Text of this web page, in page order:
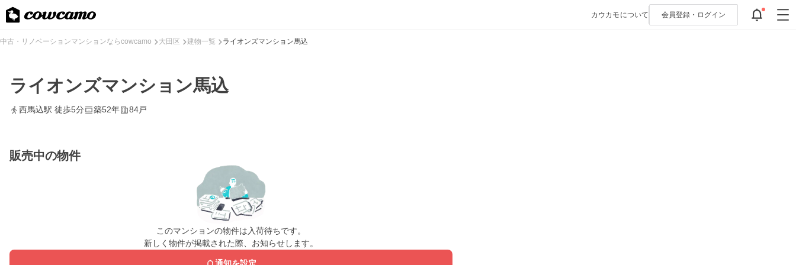
カウカモについて 会員登録・ ログイン
中古・リノベーションマンションならcowcamo 大田区 建物一覧 ライオンズマンション馬込
ライオンズマンション馬込
西馬込駅 徒歩5分 築52年 84戸
販売中の物件
このマンションの物件は入荷待ちです。
新しく物件が掲載された際、お知らせします。